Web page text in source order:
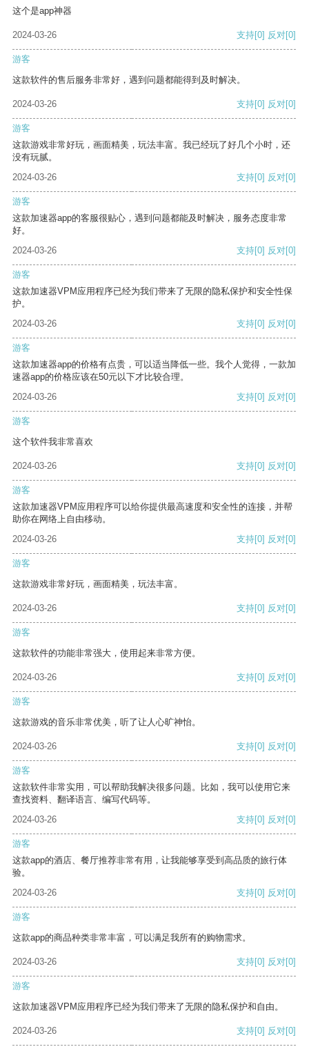
这个是app神器
2024-03-26 支持[0] 反对[0]
游客
这款软件的售后服务非常好，遇到问题都能得到及时解决。
2024-03-26 支持[0] 反对[0]
游客
这款游戏非常好玩，画面精美，玩法丰富。我已经玩了好几个小时，还
没有玩腻。
2024-03-26
支持[0] 反对[0]
游客
这款加速器app的客服很贴心，遇到问题都能及时解决，服务态度非常
好。
2024-03-26
支持[0] 反对[0]
游客
这款加速器VPM应用程序已经为我们带来了无限的隐私保护和安全性保
护。
2024-03-26
支持[0] 反对[0]
游客
这款加速器app的价格有点贵，可以适当降低一些。我个人觉得，一款加
速器app的价格应该在50元以下才比较合理。
2024-03-26
支持[0] 反对[0]
游客
这个软件我非常喜欢
2024-03-26 支持[0] 反对[0]
游客
这款加速器VPM应用程序可以给你提供最高速度和安全性的连接，并帮
助你在网络上自由移动。
2024-03-26
支持[0] 反对[0]
游客
这款游戏非常好玩，画面精美，玩法丰富。
2024-03-26 支持[0] 反对[0]
游客
这款软件的功能非常强大，使用起来非常方便。
2024-03-26 支持[0] 反对[0]
游客
这款游戏的音乐非常优美，听了让人心旷神怡。
2024-03-26 支持[0] 反对[0]
游客
这款软件非常实用，可以帮助我解决很多问题。比如，我可以使用它来
查找资料、翻译语言、编写代码等。
2024-03-26
支持[0] 反对[0]
游客
这款app的酒店、餐厅推荐非常有用，让我能够享受到高品质的旅行体
验。
2024-03-26
支持[0] 反对[0]
游客
这款app的商品种类非常丰富，可以满足我所有的购物需求。
2024-03-26 支持[0] 反对[0]
游客
这款加速器VPM应用程序已经为我们带来了无限的隐私保护和自由。
2024-03-26 支持[0] 反对[0]